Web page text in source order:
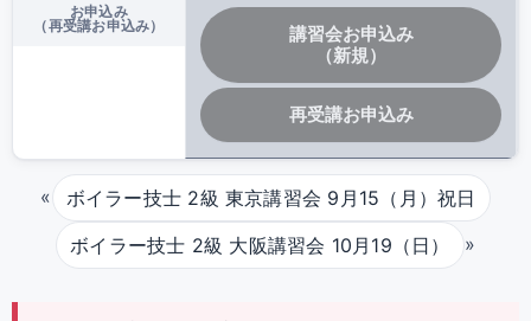
お申込み
（再受講お申込み）
講習会お申込み
（新規）
再受講お申込み
«
ボイラー技士 2級 東京講習会 9月15（月）祝日
ボイラー技士 2級 大阪講習会 10月19（日）
»